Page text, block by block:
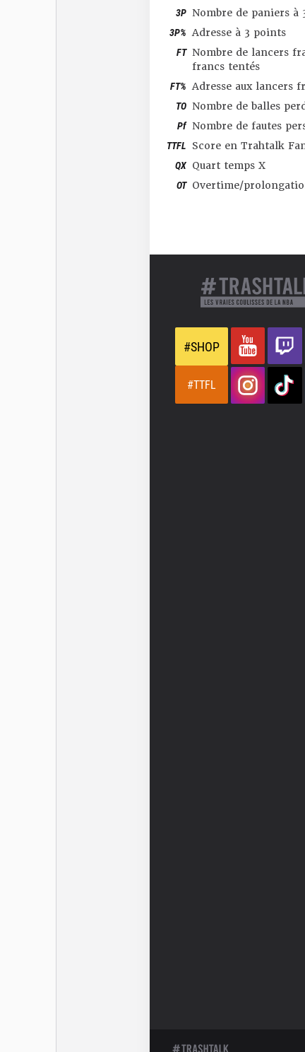
3P Nombre de paniers à
3P% Adresse à 3 points
FT Nombre de lancers
francs tentés
FT% Adresse aux lancers
TO Nombre de balles
Pf Nombre de fautes
TTFL Score en Trahtalk
QX Quart temps X
OT Overtime/
#SHOP
#TTFL